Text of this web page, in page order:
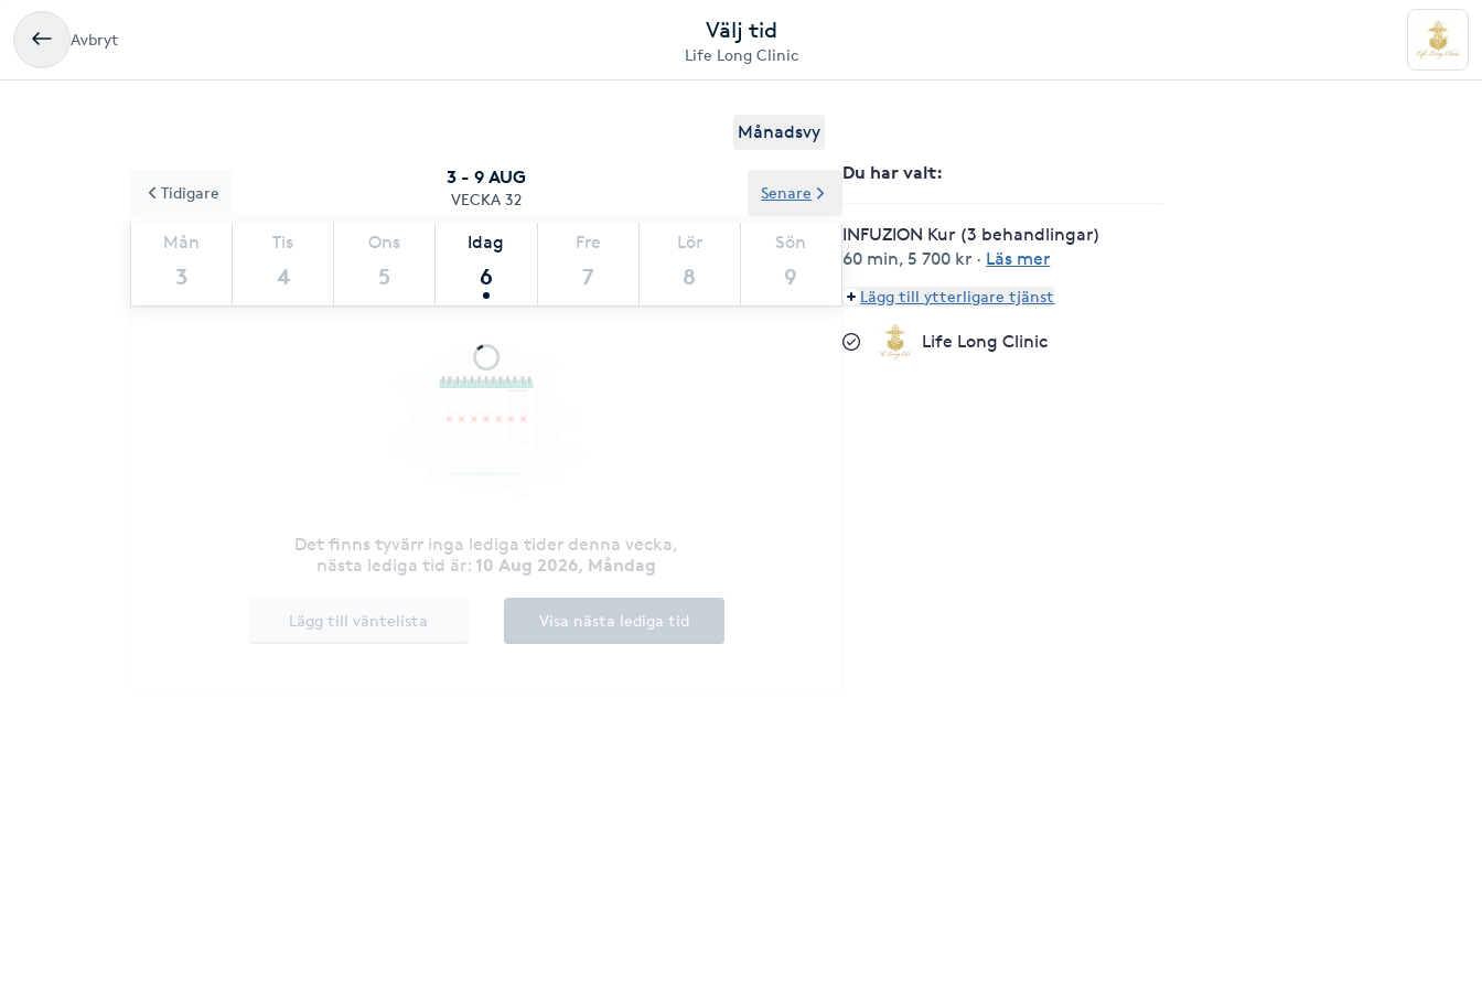
Avbryt Välj tid
Life Long Clinic
Månadsvy
3 - 9 AUG
VECKA 32
Mån
3
Tis
4
Ons
5
Idag
6
Fre
7
Lör
8
Sön
9
Tidigare Senare
Det finns tyvärr inga lediga tider denna vecka,
nästa lediga tid är: 10 Aug 2026, Måndag
Lägg till väntelista Visa nästa lediga tid
Du har valt:
INFUZION Kur (3 behandlingar)
60 min, 5 700 kr · Läs mer
Lägg till ytterligare tjänst
Life Long Clinic